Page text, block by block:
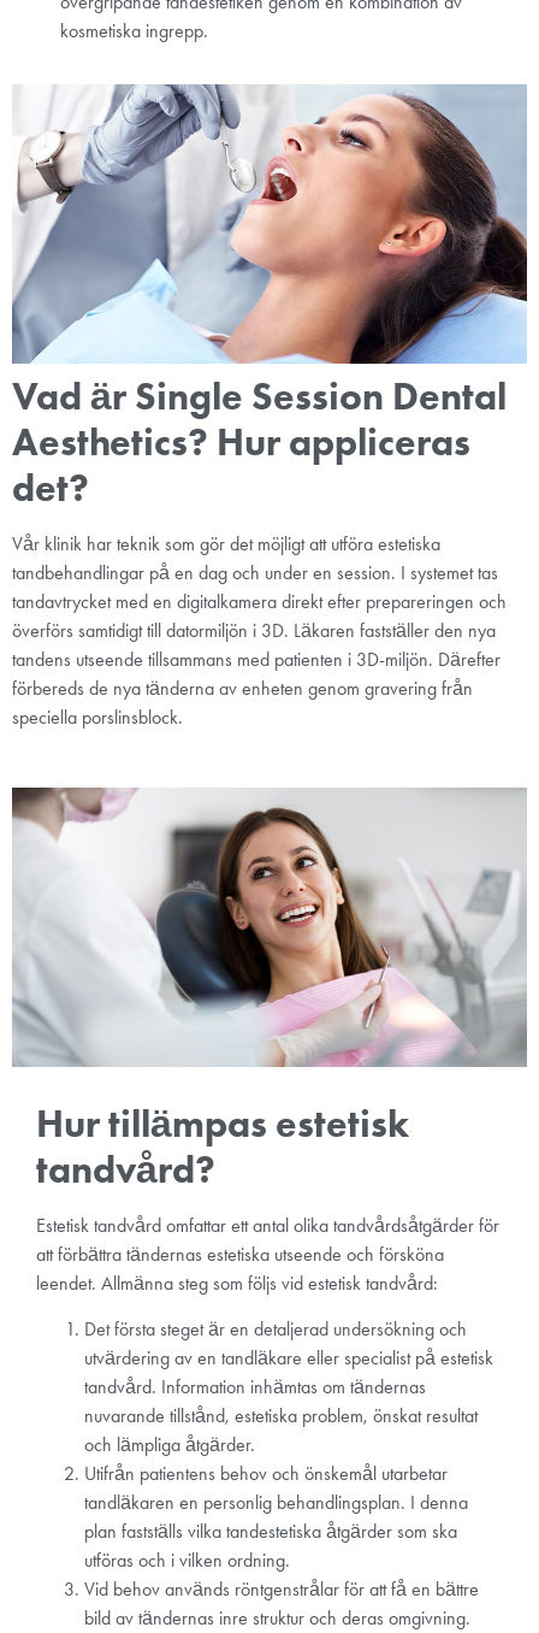
kosmetiska ingrepp.
Vad är Single Session Dental
Aesthetics? Hur appliceras
det?
Vår klinik har teknik som gör det möjligt att utföra estetiska
tandbehandlingar på en dag och under en session. I systemet tas
tandavtrycket med en digitalkamera direkt efter prepareringen och
överförs samtidigt till datormiljön i 3D. Läkaren fastställer den nya
tandens utseende tillsammans med patienten i 3D-miljön. Därefter
förbereds de nya tänderna av enheten genom gravering från
speciella porslinsblock.
Hur tillämpas estetisk
tandvård?
Estetisk tandvård omfattar ett antal olika tandvårdsåtgärder för
att förbättra tändernas estetiska utseende och försköna
leendet. Allmänna steg som följs vid estetisk tandvård:
Det första steget är en detaljerad undersökning och
utvärdering av en tandläkare eller specialist på estetisk
tandvård. Information inhämtas om tändernas
nuvarande tillstånd, estetiska problem, önskat resultat
och lämpliga åtgärder.
Utifrån patientens behov och önskemål utarbetar
tandläkaren en personlig behandlingsplan. I denna
plan fastställs vilka tandestetiska åtgärder som ska
utföras och i vilken ordning.
Vid behov används röntgenstrålar för att få en bättre
bild av tändernas inre struktur och deras omgivning.